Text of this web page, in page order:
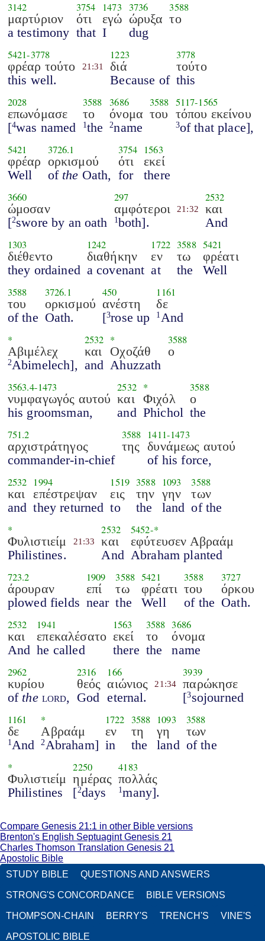
3142
μαρτύριον
a testimony
3754
ότι
that
1473
εγώ
I
3736
ώρυξα
dug
3588
το
5421-3778
φρέαρ τούτο
this well.
21:31
1223
διά
Because of
3778
τούτο
this
2028
επωνόμασε
[4was named
3588
το
1 the
3686
όνομα
2name
3588
του
5117-1565
τόπου εκείνου
3of that place],
5421
φρέαρ
Well
3726.1
ορκισμού
of the Oath,
3754
ότι
for
1563
εκεί
there
3660
ώμοσαν
[2swore by an oath
297
αμφότεροι
1 both].
21:32
2532
και
And
1303
διέθεντο
they ordained
1242
διαθήκην
a covenant
1722
εν
at
3588
τω
the
5421
φρέατι
Well
3588
του
of the
3726.1
ορκισμού
Oath.
450
ανέστη
[3rose up
1161
δε
1 And
*
Αβιμέλεχ
2Abimelech],
2532
και
and
*
Οχοζάθ
Ahuzzath
3588
ο
3563.4-1473
νυμφαγωγός αυτού
his groomsman,
2532
και
and
*
Φιχόλ
Phichol
3588
ο
the
751.2
αρχιστράτηγος
commander-in-chief
3588
της
1411-1473
δυνάμεως αυτού
of his force,
2532
και
and
1994
επέστρεψαν
they returned
1519
εις
to
3588
την
the
1093
γην
land
3588
των
of the
*
Φυλιστιείμ
Philistines.
21:33
2532
και
And
5452-*
εφύτευσεν Αβραάμ
Abraham planted
723.2
άρουραν
plowed fields
1909
επί
near
3588
τω
the
5421
φρέατι
Well
3588
του
of the
3727
όρκου
Oath.
2532
και
And
1941
επεκαλέσατο
he called
1563
εκεί
there
3588
το
the
3686
όνομα
name
2962
κυρίου
of the lord,
2316
θεός
God
166
αιώνιος
eternal.
21:34
3939
παρώκησε
[3sojourned
1161
δε
1 And
*
Αβραάμ
2 Abraham]
1722
εν
in
3588
τη
the
1093
γη
land
3588
των
of the
*
Φυλιστιείμ
Philistines
2250
ημέρας
[2days
4183
πολλάς
1many].
Compare Genesis 21:1 in other Bible versions
Brenton's English Septuagint Genesis 21
Charles Thomson Translation Genesis 21
Apostolic Bible
STUDY BIBLE
QUESTIONS AND ANSWERS
STRONG'S CONCORDANCE BIBLE VERSIONS
THOMPSON-CHAIN BERRY'S TRENCH'S VINE'S
APOSTOLIC BIBLE